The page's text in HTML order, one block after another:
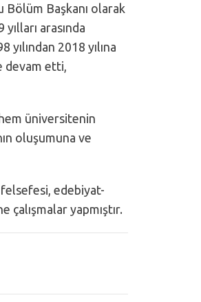
Bölüm Başkanı olarak
arasında
2018 yılına
devam etti,
üniversitenin
oluşumuna ve
felsefesi, edebiyat-
yapmıştır.